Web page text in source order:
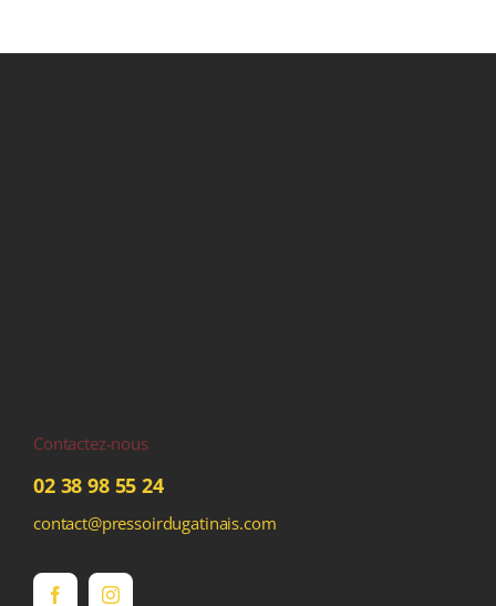
Contactez-nous
02 38 98 55 24
contact@pressoirdugatinais.com